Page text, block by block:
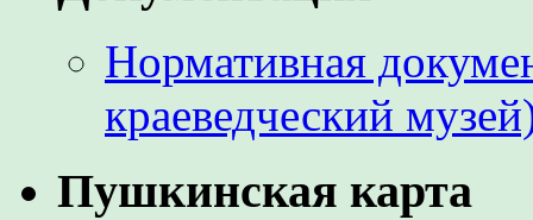
Нормативная
краеведческий
Пушкинская карта